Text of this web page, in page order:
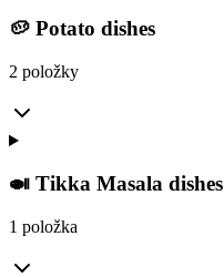
🥔 Potato dishes
2 položky
🍛 Tikka Masala dishes
1 položka